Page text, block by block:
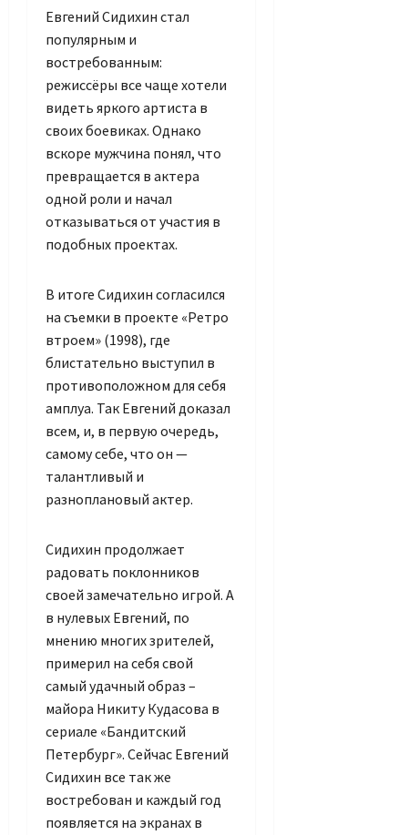
Евгений Сидихин стал
популярным и
востребованным:
режиссёры все чаще хотели
видеть яркого артиста в
своих боевиках. Однако
вскоре мужчина понял, что
превращается в актера
одной роли и начал
отказываться от участия в
подобных проектах.
В итоге Сидихин согласился
на съемки в проекте «Ретро
втроем» (1998), где
блистательно выступил в
противоположном для себя
амплуа. Так Евгений доказал
всем, и, в первую очередь,
самому себе, что он —
талантливый и
разноплановый актер.
Сидихин продолжает
радовать поклонников
своей замечательно игрой. А
в нулевых Евгений, по
мнению многих зрителей,
примерил на себя свой
самый удачный образ –
майора Никиту Кудасова в
сериале «Бандитский
Петербург». Сейчас Евгений
Сидихин все так же
востребован и каждый год
появляется на экранах в